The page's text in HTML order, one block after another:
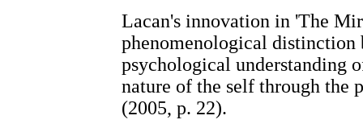
Lacan's innovation in 'The
phenomenological distinction
psychological understanding
nature of the self through the
(2005, p. 22).